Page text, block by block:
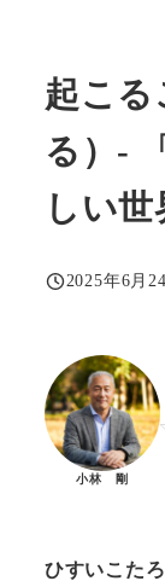
起こ
る）-
しい
投稿日
2025年6月
小林 剛
ひすいこた